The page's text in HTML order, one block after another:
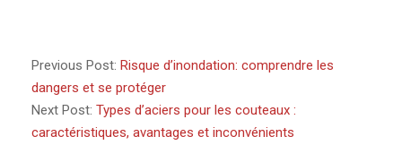
Previous Post: Risque d’inondation: comprendre les
dangers et se protéger
Next Post: Types d’aciers pour les couteaux :
caractéristiques, avantages et inconvénients